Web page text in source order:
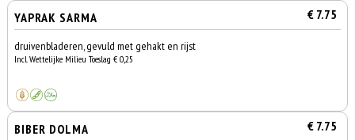
YAPRAK SARMA € 7.75
druivenbladeren, gevuld met gehakt en rijst
Incl. Wettelijke Milieu Toeslag € 0,25
BIBER DOLMA € 7.75